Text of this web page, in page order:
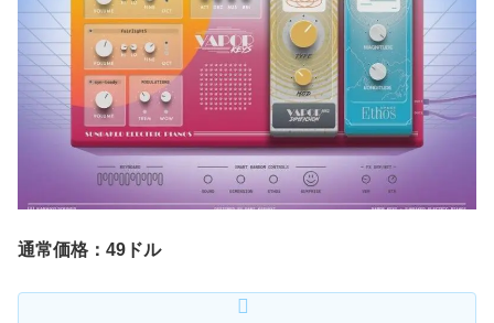
通常価格：49ドル